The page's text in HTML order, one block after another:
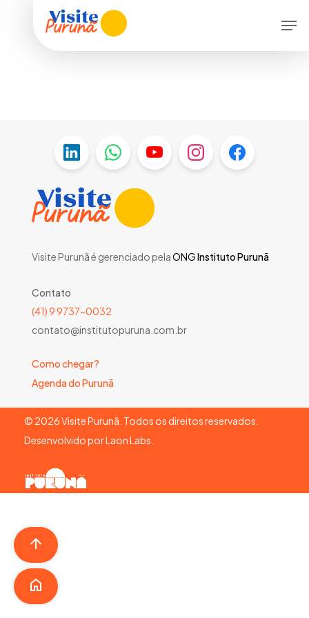
Visite Purunã é gerenciado pelaONGInstituto Purunã
Contato
(41) 9 9737-0032
contato@institutopuruna.com.br
Como chegar?
Agenda do Purunã
© 2026Visite Purunã. Todos os direitos reservados.
Desenvolvido porLaon Labs